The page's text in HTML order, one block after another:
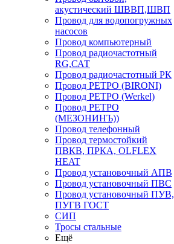
акустический ШВВП,ШВП
Провод для водопогружных
насосов
Провод компьютерный
Провод радиочастотный
RG,САТ
Провод радиочастотный РК
Провод РЕТРО (BIRONI)
Провод РЕТРО (Werkel)
Провод РЕТРО
(МЕЗОНИНЪ))
Провод телефонный
Провод термостойкий
ПВКВ, ПРКА, OLFLEX
HEAT
Провод установочный АПВ
Провод установочный ПВС
Провод установочный ПУВ,
ПУГВ ГОСТ
СИП
Тросы стальные
Ещё